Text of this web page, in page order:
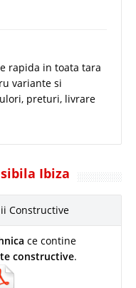
rapida in toata tara
variante si
preturi, livrare
Ibiza
Constructive
ce contine
constructive.